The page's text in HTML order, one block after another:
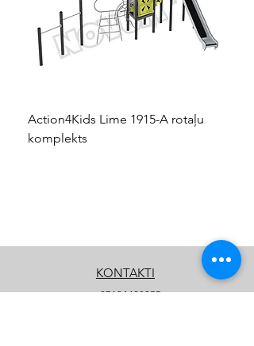
Action4Kids Lime 1915-A rotaļu
komplekts
KONTAKTI
+37124428055